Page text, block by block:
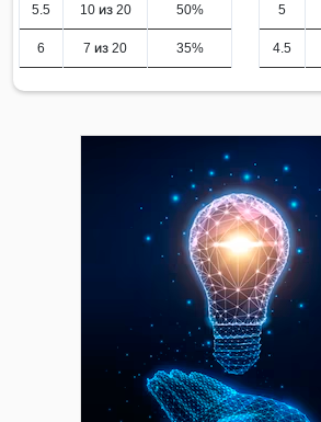
5.5 10 из 20 50%
6 7 из 20 35%
5
4.5